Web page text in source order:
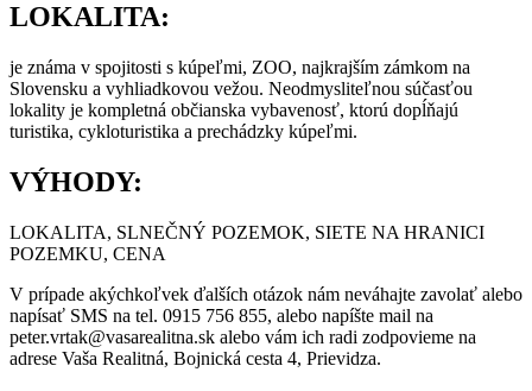
LOKALITA:
je známa v spojitosti s kúpeľmi, ZOO, najkrajším zámkom na
Slovensku a vyhliadkovou vežou. Neodmysliteľnou súčasťou
lokality je kompletná občianska vybavenosť, ktorú dopĺňajú
turistika, cykloturistika a prechádzky kúpeľmi.
VÝHODY:
LOKALITA, SLNEČNÝ POZEMOK, SIETE NA HRANICI
POZEMKU, CENA
V prípade akýchkoľvek ďalších otázok nám neváhajte zavolať alebo
napísať SMS na tel. 0915 756 855, alebo napíšte mail na
peter.vrtak@vasarealitna.sk alebo vám ich radi zodpovieme na
adrese Vaša Realitná, Bojnická cesta 4, Prievidza.